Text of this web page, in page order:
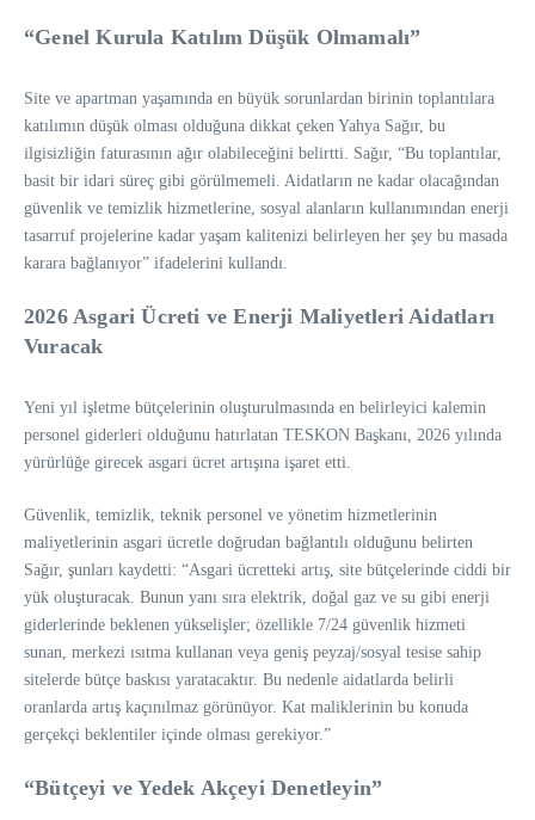
“Genel Kurula Katılım Düşük Olmamalı”
Site ve apartman yaşamında en büyük sorunlardan birinin toplantılara
katılımın düşük olması olduğuna dikkat çeken Yahya Sağır, bu
ilgisizliğin faturasının ağır olabileceğini belirtti. Sağır, “Bu toplantılar,
basit bir idari süreç gibi görülmemeli. Aidatların ne kadar olacağından
güvenlik ve temizlik hizmetlerine, sosyal alanların kullanımından enerji
tasarruf projelerine kadar yaşam kalitenizi belirleyen her şey bu masada
karara bağlanıyor” ifadelerini kullandı.
2026 Asgari Ücreti ve Enerji Maliyetleri Aidatları
Vuracak
Yeni yıl işletme bütçelerinin oluşturulmasında en belirleyici kalemin
personel giderleri olduğunu hatırlatan TESKON Başkanı, 2026 yılında
yürürlüğe girecek asgari ücret artışına işaret etti.
Güvenlik, temizlik, teknik personel ve yönetim hizmetlerinin
maliyetlerinin asgari ücretle doğrudan bağlantılı olduğunu belirten
Sağır, şunları kaydetti: “Asgari ücretteki artış, site bütçelerinde ciddi bir
yük oluşturacak. Bunun yanı sıra elektrik, doğal gaz ve su gibi enerji
giderlerinde beklenen yükselişler; özellikle 7/24 güvenlik hizmeti
sunan, merkezi ısıtma kullanan veya geniş peyzaj/sosyal tesise sahip
sitelerde bütçe baskısı yaratacaktır. Bu nedenle aidatlarda belirli
oranlarda artış kaçınılmaz görünüyor. Kat maliklerinin bu konuda
gerçekçi beklentiler içinde olması gerekiyor.”
“Bütçeyi ve Yedek Akçeyi Denetleyin”